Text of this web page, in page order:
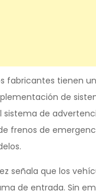
fabricantes tienen
de
de
frenos de
señala que los
de entrada. Sin